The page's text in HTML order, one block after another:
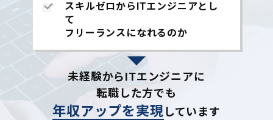
スキルゼロからITエンジニアとし
て
フリーランスになれるのか
未経験からITエンジニアに
転職した方でも
年収アップを実現しています